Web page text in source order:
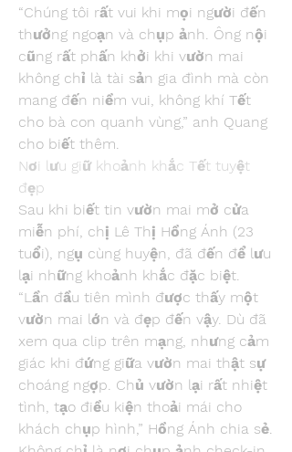
“Chúng tôi rất vui khi mọi người đến
thưởng ngoạn và chụp ảnh. Ông nội
cũng rất phấn khởi khi vườn mai
không chỉ là tài sản gia đình mà còn
mang đến niềm vui, không khí Tết
cho bà con quanh vùng,” anh Quang
cho biết thêm.
Nơi lưu giữ khoảnh khắc Tết tuyệt
đẹp
Sau khi biết tin vườn mai mở cửa
miễn phí, chị Lê Thị Hồng Ánh (23
tuổi), ngụ cùng huyện, đã đến để lưu
lại những khoảnh khắc đặc biệt.
“Lần đầu tiên mình được thấy một
vườn mai lớn và đẹp đến vậy. Dù đã
xem qua clip trên mạng, nhưng cảm
giác khi đứng giữa vườn mai thật sự
choáng ngợp. Chủ vườn lại rất nhiệt
tình, tạo điều kiện thoải mái cho
khách chụp hình,” Hồng Ánh chia sẻ.